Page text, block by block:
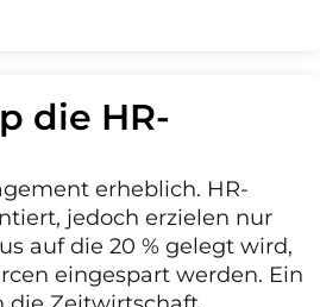
die HR-
erheblich. HR-
jedoch erzielen nur
auf die 20 % gelegt wird,
eingespart werden. Ein